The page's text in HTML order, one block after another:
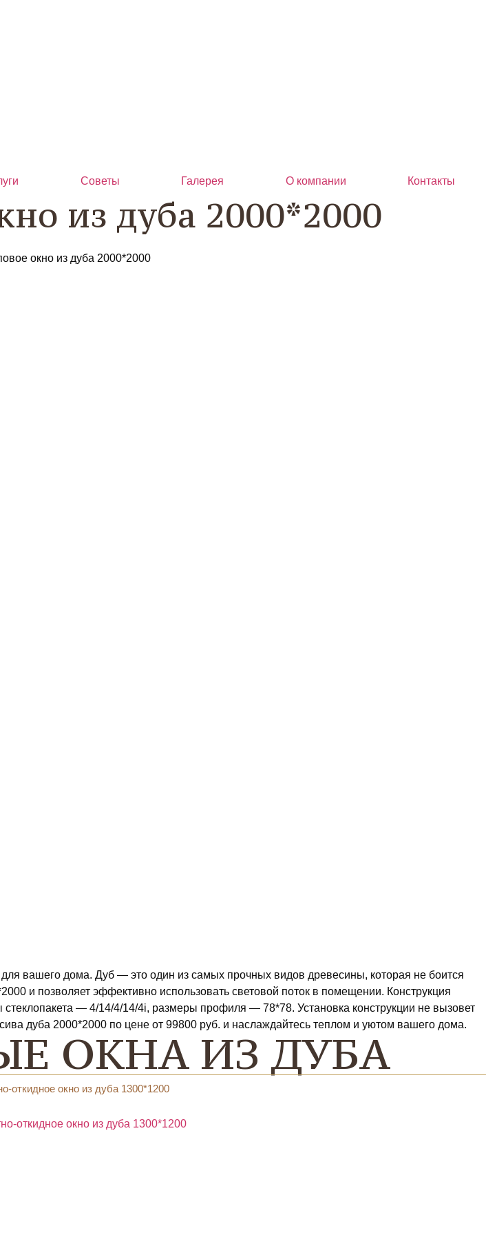
Советы Галерея О компании Контакты
из дуба 2000*2000
вашего дома. Дуб — это один из самых прочных видов древесины, которая не боится
и позволяет эффективно использовать световой поток в помещении. Конструкция
— 4/14/4/14/4i, размеры профиля — 78*78. Установка конструкции не вызовет
дуба 2000*2000 по цене от 99800 руб. и наслаждайтесь теплом и уютом вашего дома.
ОКНА ИЗ ДУБА
откидное окно из дуба 1300*1200